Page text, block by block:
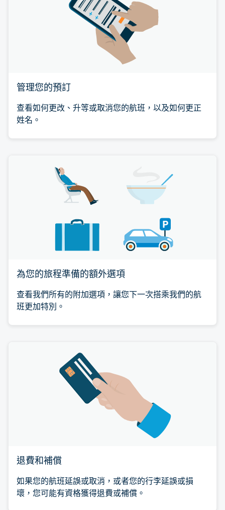
管理您的預訂
查看如何更改、升等或取消您的航班，以及如何更正
姓名。
為您的旅程準備的額外選項
查看我們所有的附加選項，讓您下一次搭乘我們的航
班更加特別。
退費和補償
如果您的航班延誤或取消，或者您的行李延誤或損
壞，您可能有資格獲得退費或補償。